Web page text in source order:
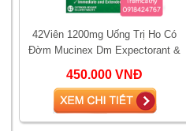
42Viên 1200mg Uống Trị Ho Có
Đờm Mucinex Dm Expectorant &
450.000 VNĐ